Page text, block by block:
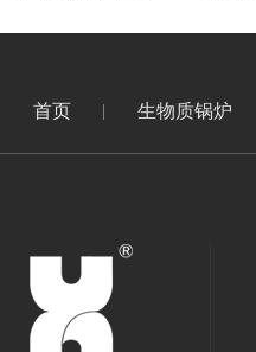
首页 生物质锅炉